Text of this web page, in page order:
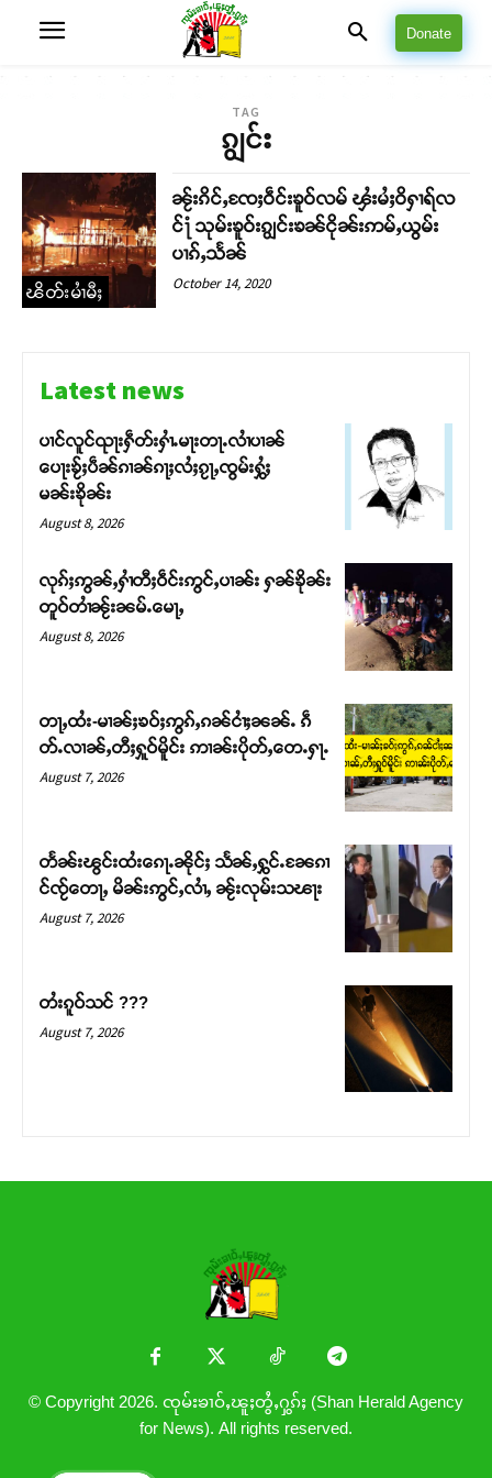
တႃႇႁႂ်ႈသဵင်ၵၢင်ၸႂ်ၵူၼ်းမိူင်း ၵူႈတီႈၵူႈလႅၼ်ပေႃးတေၸွ
တ်ႇ တူဝ်ႈလုမ်ႈၾႃႉၼၼ်ႉ ၶဝ်ႈႁူမ်ႈၵမ်ႉထႅမ် ၸုမ်းၶၢ
ဝ်ႇၽူႈတွႆႇႁွၵ်ႈ လႆႈယူႇၶႃႈဢေႃႈ။
Donate
TAG
ၵျွင်း
ၽိတ်းမၢႆမီႈ
ၼႂ်းၵိင်ႇၸႄႈဝဵင်းၶူဝ်လမ် ၾႆးမႆႈဝိႁၢရ်လ
င်႞ သုမ်းၶူဝ်းၵျွင်းၶၼ်ငိုၼ်းဢမ်ႇယွမ်း
ပၢၵ်ႇသႅၼ်
October 14, 2020
Latest news
ပၢင်လူင်ၺႃးႁဵတ်းႁၢႆႉမႃးတႃႉလၢႆပၢၼ် ​​
ပေႃးၶႂ်ႈပဵၼ်ၵၢၼ်ၵႃႈလႆႈၵႂႃႇၸွမ်းႁွႆႈ
မၼ်းၶိုၼ်း
August 8, 2026
လုၵ်ႈဢွၼ်ႇႁၢႆတီႈဝဵင်းဢွင်ႇပၢၼ်း ႁၼ်ၶိုၼ်း
တူဝ်တၢႆၼႂ်းၼမ်ႉမေႃႇ
August 8, 2026
တႃႇထႆး-မၢၼ်ႈၶဝ်ႈဢွၵ်ႇၵၼ်ငၢႆႈၼၼ်ႉ ၵဵ
တ်ႉလၢၼ်ႇတီႈႁူဝ်မိူင်း ဢၢၼ်းပိုတ်ႇတေႉႁႃႉ
August 7, 2026
တႅၼ်းၽွင်းထႆးၵေႃႉၼိုင်ႈ သႅၼ်ႇႁွင်ႉၼႄၵၢ
င်ၸႂ်တေႃႇ မိၼ်းဢွင်ႇလၢႆႇ ၼႂ်းလုမ်းသၽႃး
August 7, 2026
တႆးၵူဝ်သင် ???
August 7, 2026
© Copyright 2026. ၸုမ်းၶၢဝ်ႇၽူႈတွႆႇႁွၵ်ႈ (Shan Herald Agency
for News). All rights reserved.